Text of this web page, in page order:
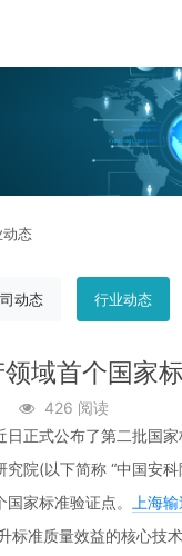
动态
动态 行业动态
域首个国家
426 阅读
日正式公布了第二批国
院(以下简称 “中国安
家标准验证点。
上海
标准质量效益的核心技